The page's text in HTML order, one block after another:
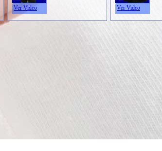
Ver Video Ver Video